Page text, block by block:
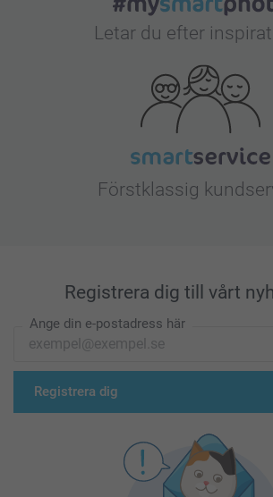
Letar du efter
Förstklassig
Registrera dig till vårt
Ange din e-postadress här
Registrera dig